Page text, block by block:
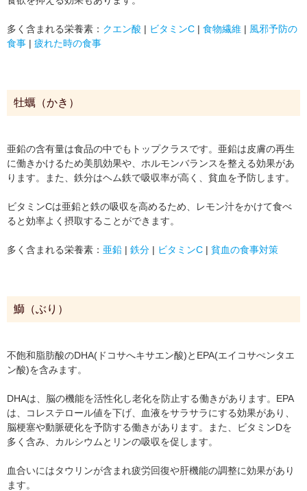
多く含まれる栄養素： クエン酸 | ビタミンC | 食物繊維 | 風邪予防の
食事 | 疲れた時の食事
牡蠣（かき）
亜鉛の含有量は食品の中でもトップクラスです。亜鉛は皮膚の再生
に働きかけるため美肌効果や、ホルモンバランスを整える効果があ
ります。また、鉄分はヘム鉄で吸収率が高く、貧血を予防します。
ビタミンCは亜鉛と鉄の吸収を高めるため、レモン汁をかけて食べ
ると効率よく摂取することができます。
多く含まれる栄養素： 亜鉛 | 鉄分 | ビタミンC | 貧血の食事対策
鰤（ぶり）
不飽和脂肪酸のDHA(ドコサへキサエン酸)とEPA(エイコサぺンタエ
ン酸)を含みます。
DHAは、脳の機能を活性化し老化を防止する働きがあります。EPA
は、コレステロール値を下げ、血液をサラサラにする効果があり、
脳梗塞や動脈硬化を予防する働きがあります。また、ビタミンDを
多く含み、カルシウムとリンの吸収を促します。
血合いにはタウリンが含まれ疲労回復や肝機能の調整に効果があり
ます。